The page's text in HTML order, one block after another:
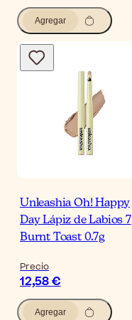
Agregar
Unleashia Oh! Happy
Day Lápiz de Labios 7
Burnt Toast 0.7g
Precio
12,58 €
Agregar